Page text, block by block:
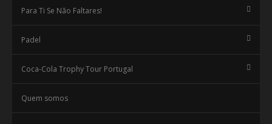
Para Ti Se Não Faltares!
Padel
Coca-Cola Trophy Tour Portugal
Quem somos